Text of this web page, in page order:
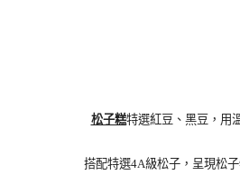
松子糕特選紅豆、黑豆，用
搭配特選4A級松子，呈現松子